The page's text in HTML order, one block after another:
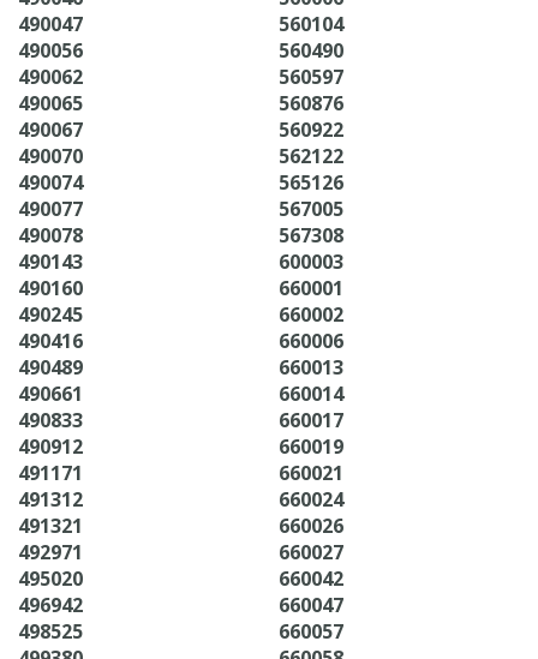
490047
490056
490062
490065
490067
490070
490074
490077
490078
490143
490160
490245
490416
490489
490661
490833
490912
491171
491312
491321
492971
495020
496942
498525
560104
560490
560597
560876
560922
562122
565126
567005
567308
600003
660001
660002
660006
660013
660014
660017
660019
660021
660024
660026
660027
660042
660047
660057